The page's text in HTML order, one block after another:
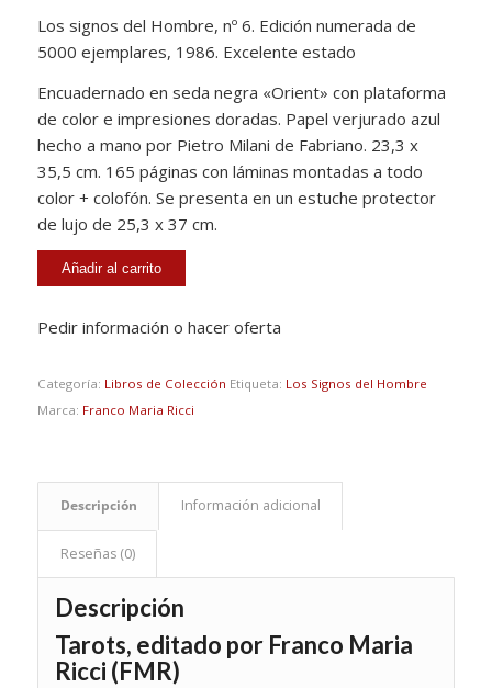
Los signos del Hombre, nº 6. Edición numerada de
5000 ejemplares, 1986. Excelente estado
Encuadernado en seda negra «Orient» con plataforma
de color e impresiones doradas. Papel verjurado azul
hecho a mano por Pietro Milani de Fabriano. 23,3 x
35,5 cm. 165 páginas con láminas montadas a todo
color + colofón. Se presenta en un estuche protector
de lujo de 25,3 x 37 cm.
Añadir al carrito
Pedir información o hacer oferta
Categoría: Libros de Colección Etiqueta: Los Signos del Hombre
Marca: Franco Maria Ricci
Descripción Información adicional
Reseñas (0)
Descripción
Tarots, editado por Franco Maria
Ricci (FMR)